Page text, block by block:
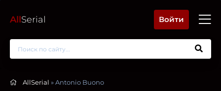
AllSerial Войти
AllSerial » Antonio Buono